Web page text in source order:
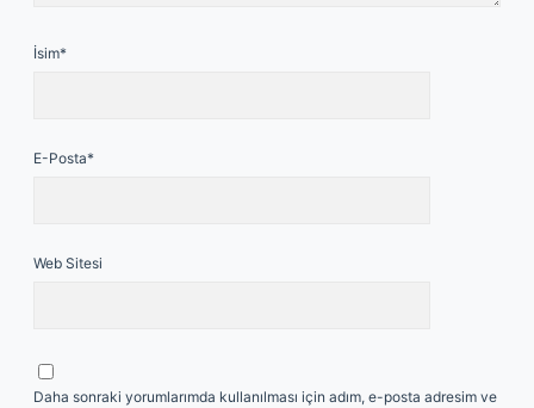
İsim*
E-Posta*
Web Sitesi
Daha sonraki yorumlarımda kullanılması için adım, e-posta adresim ve